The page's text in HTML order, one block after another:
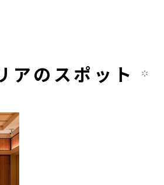
アのスポット